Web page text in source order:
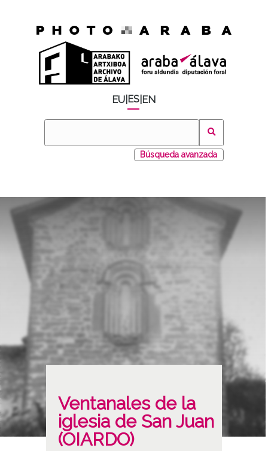
EU ES EN
Búsqueda avanzada
Ventanales de la
iglesia de San Juan
(OIARDO)